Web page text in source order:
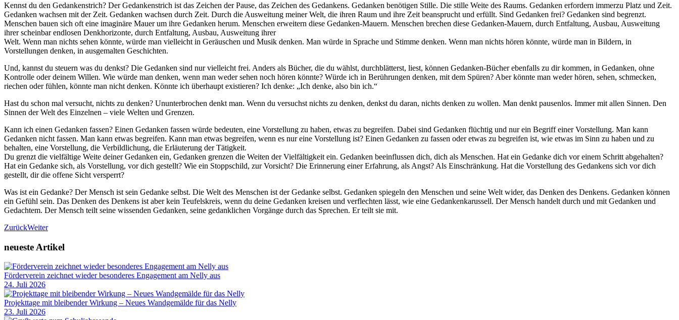
Kennst du den Gedankenstrich? Der Gedankenstrich ist das Zeichen der Pause, das Zeichen des Gedankens. Gedanken benötigen Stille. Die stille Weite des Raums. Gedanken erfordern immerzu Platz und Zeit.
Gedanken wachsen mit der Zeit. Gedanken wachsen durch Zeit. Durch die Ausweitung meiner Welt, die ihren Raum und ihre Zeit beansprucht und erfüllt. Sind Gedanken frei? Gedanken sind begrenzt.
Menschen bauen sich oft eine imaginäre Mauer um ihre Gedanken herum. Menschen erweitern diese Gedanken-Mauern. Menschen brechen diese Gedanken-Mauern, durch Entfaltung, Ausbau, Ausweitung
ihrer scheinbar endlosen Denkhorizonte, durch Entfaltung, Ausbau, Ausweitung ihrer
Welt. Wenn man nichts sehen könnte, würde man vielleicht in Geräuschen und Musik denken. Man würde in Sprache und Stimme denken. Wenn man nichts hören könnte, würde man in Bildern, in
Vorstellungen denken, in ausgemalten Geschichten.
Und, kannst du steuern was du denkst? Die Gedanken sind nur vielleicht frei. Anders als Bücher, die du wählst, durchblätterst, liest, können Gedanken-Bücher ebenfalls zu dir kommen, in Gedanken, ohne
Kontrolle oder deinem Willen. Wie würde man denken, wenn man weder sehen noch hören könnte? Würde ich in Berührungen denken, mit dem Spüren? Aber könnte man weder hören, sehen, schmecken,
riechen oder fühlen, könnte man nicht denken. Könnte ich überhaupt existieren? Ich denke: „Ich denke, also bin ich.“
Hast du schon mal versucht, nichts zu denken? Ununterbrochen denkt man. Wenn du versuchst nichts zu denken, denkst du daran, nichts denken zu wollen. Man denkt pausenlos. Immer mit allen Sinnen. Den
Sinnen der Welt des Einzelnen – viele Welten und Grenzen.
Kann ich einen Gedanken fassen? Einen Gedanken fassen würde bedeuten, eine Vorstellung zu haben, etwas zu begreifen. Dabei sind Gedanken flüchtig und nur ein Begriff einer Vorstellung. Man kann
Gedanken nicht fassen. Man kann etwas begreifen. Kann man etwas begreifen, wenn es nur eine Vorstellung ist? Einen Gedanken zu fassen oder etwas zu begreifen ist, wie etwas im Sinn zu haben und zu
behalten, eine Vorstellung, die Verbildlichung, die Erläuterung der Tätigkeit.
Du grenzt die vielfältige Weite deiner Gedanken ein, Gedanken grenzen die Weiten der Vielfältigkeit ein. Gedanken beeinflussen dich, dich als Menschen. Hat ein Gedanke dich vor einem Schritt abgehalten?
Hat ein Gedanke sich, als Vorstellung, vor dich gestellt? Wie ein Stoppschild, zur Vorsicht? Die Erinnerung einer Erfahrung, als Angst? Als Einschränkung. Hat die Vorstellung des Gedankens sich vor dich
gestellt, dir die offene Sicht versperrt?
Was ist ein Gedanke? Der Mensch ist sein Gedanke selbst. Die Welt des Menschen ist der Gedanke selbst. Gedanken spiegeln den Menschen und seine Welt wider, das Denken des Denkens. Gedanken können
ein Gefühl sein. Das Denken des Denkens ist aber kein Teufelskreis, wenn du deine Gedanken kreisen und verflechten lässt, wie eine Gedankenkarussell. Der Mensch handelt durch und mit Gedanken und
Gedachtem. Der Mensch teilt seine wissenden Gedanken, seine gedanklichen Vorgänge durch das Sprechen. Er teilt sie mit.
ZurückWeiter
neueste Artikel
Förderverein zeichnet wieder besonderes Engagement am Nelly aus
24. Juli 2026
Projekttage mit bleibender Wirkung – Neues Wandgemälde für das Nelly
23. Juli 2026